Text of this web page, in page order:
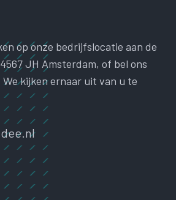
op onze bedrijfslocatie aan de
JH Amsterdam, of bel ons
We kijken ernaar uit van u te